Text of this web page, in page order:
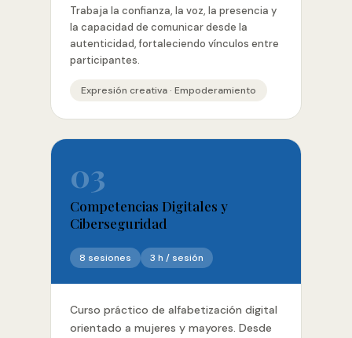
Trabaja la confianza, la voz, la presencia y
la capacidad de comunicar desde la
autenticidad, fortaleciendo vínculos entre
participantes.
Expresión creativa · Empoderamiento
03
Competencias Digitales y
Ciberseguridad
8 sesiones 3 h / sesión
Curso práctico de alfabetización digital
orientado a mujeres y mayores. Desde